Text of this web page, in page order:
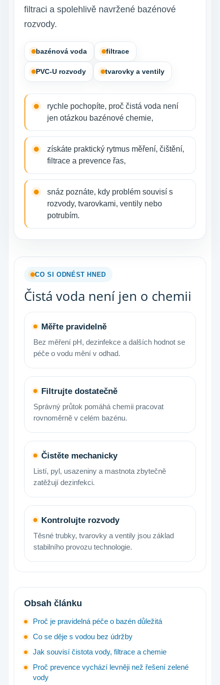
filtraci a spolehlivě navržené bazénové
rozvody.
bazénová voda filtrace
PVC-U rozvody tvarovky a ventily
rychle pochopíte, proč čistá voda není
jen otázkou bazénové chemie,
získáte praktický rytmus měření, čištění,
filtrace a prevence řas,
snáz poznáte, kdy problém souvisí s
rozvody, tvarovkami, ventily nebo
potrubím.
CO SI ODNÉST HNED
Čistá voda není jen o chemii
Měřte pravidelně
Bez měření pH, dezinfekce a dalších hodnot se
péče o vodu mění v odhad.
Filtrujte dostatečně
Správný průtok pomáhá chemii pracovat
rovnoměrně v celém bazénu.
Čistěte mechanicky
Listí, pyl, usazeniny a mastnota zbytečně
zatěžují dezinfekci.
Kontrolujte rozvody
Těsné trubky, tvarovky a ventily jsou základ
stabilního provozu technologie.
Obsah článku
Proč je pravidelná péče o bazén důležitá
Co se děje s vodou bez údržby
Jak souvisí čistota vody, filtrace a chemie
Proč prevence vychází levněji než řešení zelené
vody